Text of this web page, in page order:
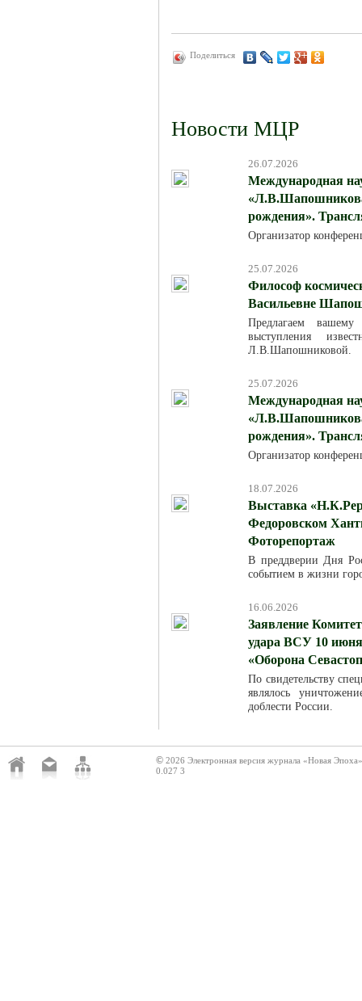
Поделиться
Новости МЦР
26.07.2026
Международная
рождения».
Организатор
25.07.2026
Философ
Васильевне
Предлагаем
выступления
Л.В.Шапошниковой.
25.07.2026
Международная
рождения».
Организатор
18.07.2026
Выставка
Федоровском
Фоторепортаж
В преддверии Дня
событием в жизни
16.06.2026
Заявление
удара ВСУ 10
«Оборона
По свидетельству
являлось
доблести России.
© 2026 Электронная версия журнала «Новая Эпоха»
0.027 3